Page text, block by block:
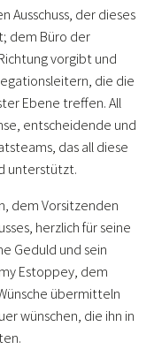
Ausschuss, der dieses
dem Büro der
vorgibt und
die die
Ebene treffen. All
entscheidende und
das all diese
unterstützt.
dem Vorsitzenden
herzlich für seine
Geduld und sein
Estoppey, dem
übermitteln
wünschen, die ihn in